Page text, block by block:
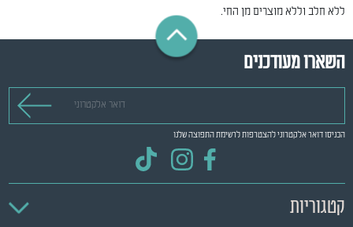
ללא חלב וללא מוצרים מן החי.
השארו מעודכנים
הכניסו דואר אלקטרוני להצטרפות לרשימת התפוצה שלנו
קטגוריות